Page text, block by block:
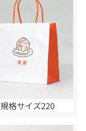
規格サイズ220